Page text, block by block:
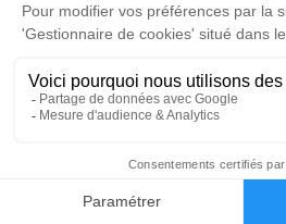
Faire-part
Cérémonie religieuse
Église Saint Laurent de
place du général de Gaulle